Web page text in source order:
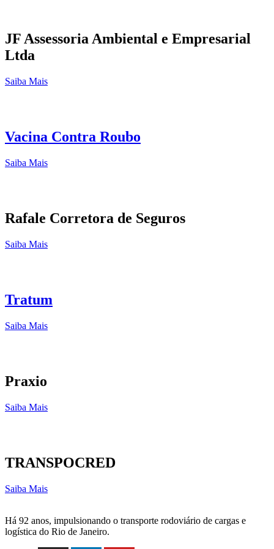
JF Assessoria Ambiental e Empresarial
Ltda
Saiba Mais
Vacina Contra Roubo
Saiba Mais
Rafale Corretora de Seguros
Saiba Mais
Tratum
Saiba Mais
Praxio
Saiba Mais
TRANSPOCRED
Saiba Mais
Há 92 anos, impulsionando o transporte rodoviário de cargas e
logística do Rio de Janeiro.